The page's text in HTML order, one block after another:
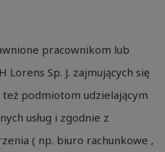
pracownikom lub
Lorens Sp. J. zajmujących się
też podmiotom udzielającym
usług i zgodnie z
( np. biuro rachunkowe ,